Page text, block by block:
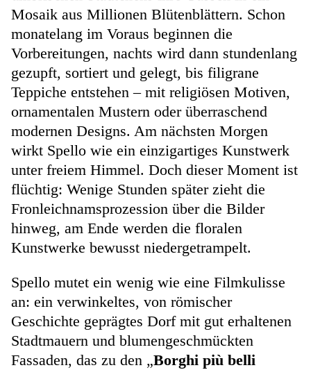
Mosaik aus Millionen Blütenblättern. Schon
monatelang im Voraus beginnen die
Vorbereitungen, nachts wird dann stundenlang
gezupft, sortiert und gelegt, bis filigrane
Teppiche entstehen – mit religiösen Motiven,
ornamentalen Mustern oder überraschend
modernen Designs. Am nächsten Morgen
wirkt Spello wie ein einzigartiges Kunstwerk
unter freiem Himmel. Doch dieser Moment ist
flüchtig: Wenige Stunden später zieht die
Fronleichnamsprozession über die Bilder
hinweg, am Ende werden die floralen
Kunstwerke bewusst niedergetrampelt.
Spello mutet ein wenig wie eine Filmkulisse
an: ein verwinkeltes, von römischer
Geschichte geprägtes Dorf mit gut erhaltenen
Stadtmauern und blumengeschmückten
Fassaden, das zu den „Borghi più belli